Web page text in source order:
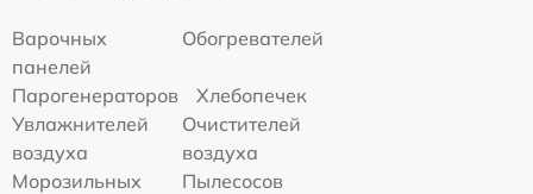
Варочных
панелей
Обогревателей
Парогенераторов
Хлебопечек
Увлажнителей
воздуха
Очистителей
воздуха
Морозильных
Пылесосов